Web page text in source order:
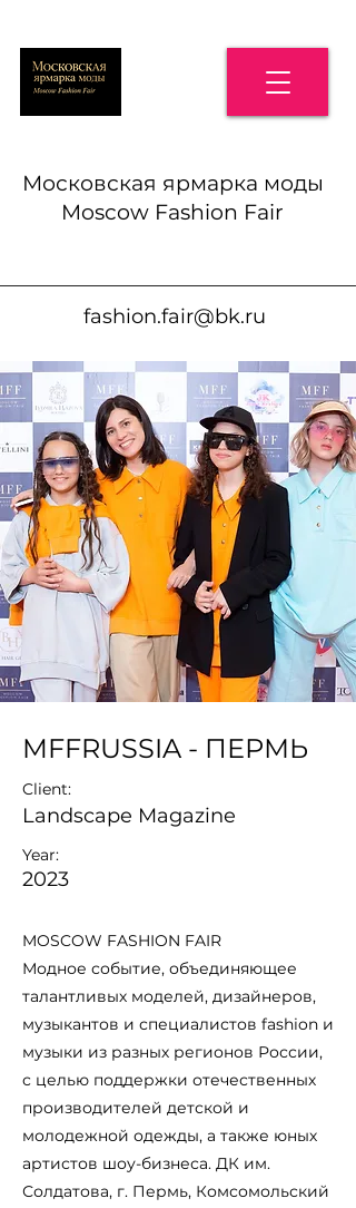
Московская ярмарка моды
Moscow Fashion Fair
fashion.fair@bk.ru
MFFRUSSIA - ПЕРМЬ
Client:
Landscape Magazine
Year:
2023
MOSCOW FASHION FAIR
Модное событие, объединяющее
талантливых моделей, дизайнеров,
музыкантов и специалистов fashion и
музыки из разных регионов России,
с целью поддержки отечественных
производителей детской и
молодежной одежды, а также юных
артистов шоу-бизнеса. ДК им.
Солдатова, г. Пермь, Комсомольский